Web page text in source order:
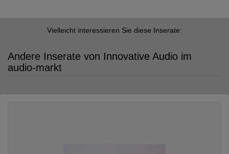
Vielleicht interessieren Sie diese Inserate:
Andere Inserate von Innovative Audio im
audio-markt